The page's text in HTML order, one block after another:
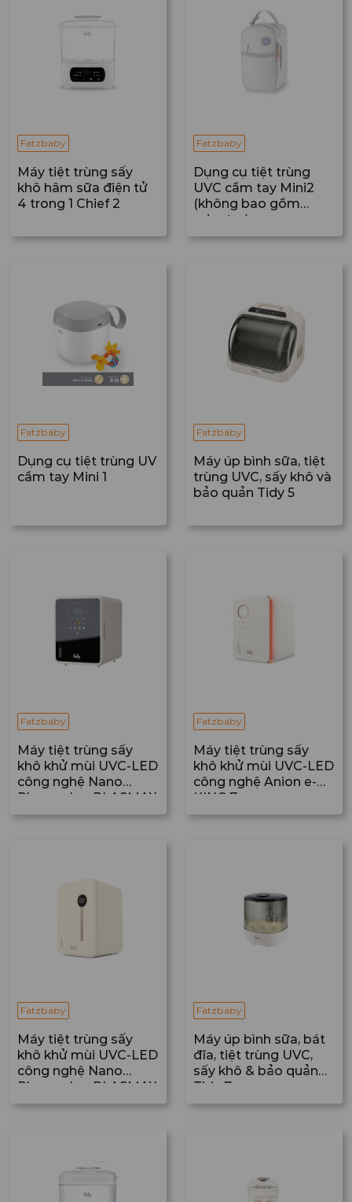
Fatzbaby
Máy tiệt trùng sấy
khô hâm sữa điện tử
4 trong 1 Chief 2
Fatzbaby
Dụng cụ tiệt trùng
UVC cầm tay Mini2
(không bao gồm
adaptor)
Fatzbaby
Dụng cụ tiệt trùng UV
cầm tay Mini 1
Fatzbaby
Máy úp bình sữa, tiệt
trùng UVC, sấy khô và
bảo quản Tidy 5
Fatzbaby
Máy tiệt trùng sấy
khô khử mùi UVC-LED
công nghệ Nano
Plasma Ion PLASMAX
9
Fatzbaby
Máy tiệt trùng sấy
khô khử mùi UVC-LED
công nghệ Anion e-
KING 7
Fatzbaby
Máy tiệt trùng sấy
khô khử mùi UVC-LED
công nghệ Nano
Plasma Ion PLASMAX
5
Fatzbaby
Máy úp bình sữa, bát
đĩa, tiệt trùng UVC,
sấy khô & bảo quản
Tidy 7